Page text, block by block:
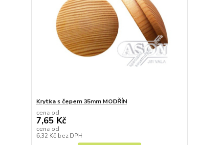
Krytka s čepem 35mm MODŘÍN
cena od
7,65 Kč
cena od
6,32 Kč bez DPH